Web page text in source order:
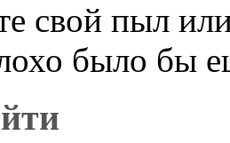
свой пыл
было бы